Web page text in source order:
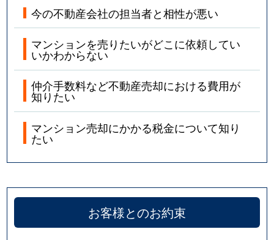
今の不動産会社の担当者と相性が悪い
マンションを売りたいがどこに依頼してい
いかわからない
仲介手数料など不動産売却における費用が
知りたい
マンション売却にかかる税金について知り
たい
お客様とのお約束